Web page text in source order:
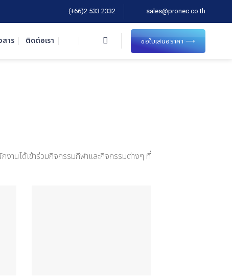
(+66)2 533 2332 sales@pronec.co.th
สาร ติดต่อเรา ขอใบเสนอราคา ⟶
งานได้เข้าร่วมกิจกรรมกีฬาและกิจกรรมต่างๆ ที่